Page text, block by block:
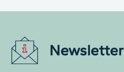
Newsletter